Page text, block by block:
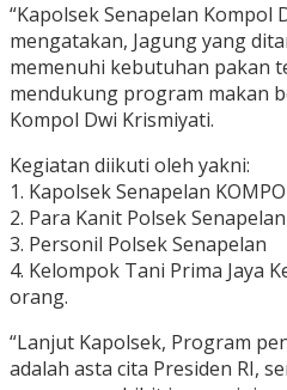
“Kapolsek Senapelan Kompol
mengatakan, Jagung yang
memenuhi kebutuhan pakan
mendukung program makan
Kompol Dwi Krismiyati.
Kegiatan diikuti oleh yakni:
1. Kapolsek Senapelan
2. Para Kanit Polsek Senapelan
3. Personil Polsek Senapelan
4. Kelompok Tani Prima Jaya
orang.
“Lanjut Kapolsek, Program
adalah asta cita Presiden RI,